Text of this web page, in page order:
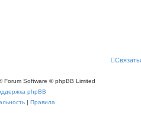
Forum Software © phpBB Limited
phpBB
| Правила